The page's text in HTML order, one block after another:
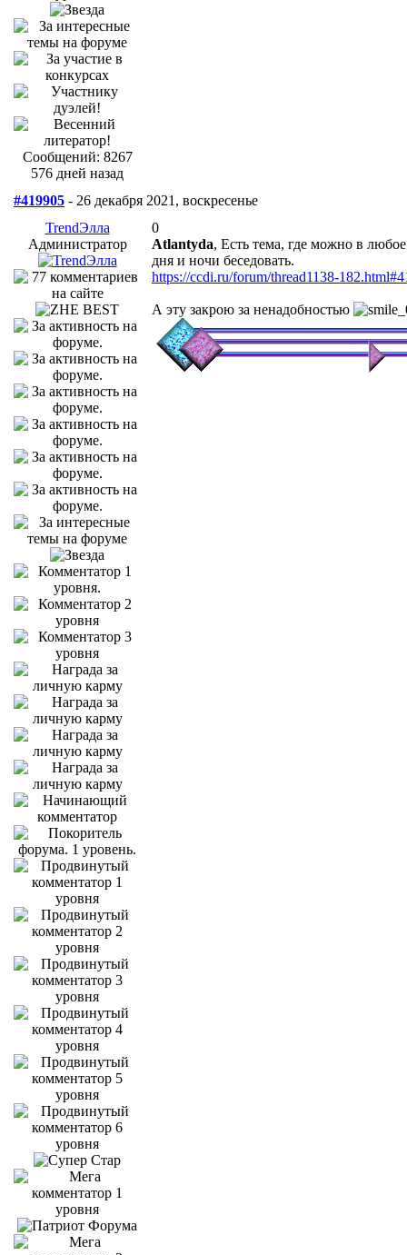
Сообщений: 8267
576 дней назад
#419905 - 26 декабря 2021, воскресенье
TrendЭлла
Администратор
0
Atlantyda, Есть тема, где можно в
дня и ночи беседовать.
https://ccdi.ru/forum/thread1138-
А эту закрою за ненадобностью